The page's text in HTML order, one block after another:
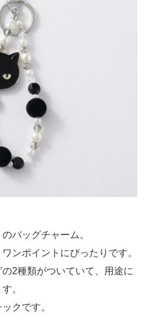
バッグチャーム。
ンポイントにぴったりです。
2種類がついていて、用途に
。
クです。